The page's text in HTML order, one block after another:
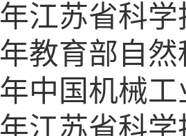
年江苏省科
年教育部自
年中国机械
年江苏省科